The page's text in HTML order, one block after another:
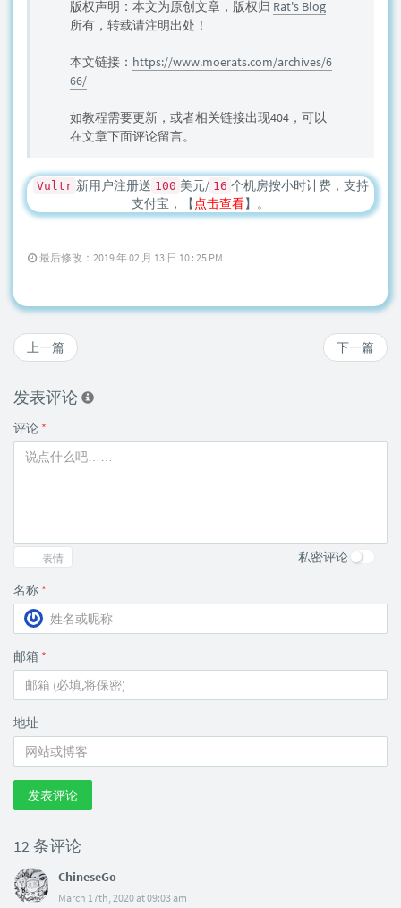
版权声明：本文为原创文章，版权归 Rat's Blog
所有，转载请注明出处！
本文链接： https://www.moerats.com/archives/6
66/
如教程需要更新，或者相关链接出现404，可以
在文章下面评论留言。
Vultr 新用户注册送 100 美元/ 16 个机房按小时计费，支持
支付宝，【点击查看】。
最后修改：2019 年 02 月 13 日 10 : 25 PM
下一篇
上一篇
发表评论
评论 *
表情 私密评论
名称 *
邮箱 *
地址
发表评论
12 条评论
ChineseGo
March 17th, 2020 at 09:03 am